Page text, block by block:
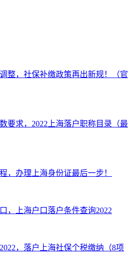
整，社保补缴政策再出新规！（官
要求，2022上海落户职称目录（最
，办理上海身份证最后一步！
，上海户口落户条件查询2022
，落户上海社保个税缴纳（8项